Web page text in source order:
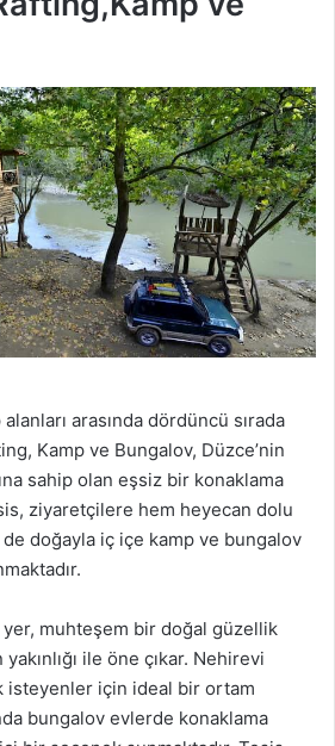
arasında dördüncü sırada
Kamp ve Bungalov, Düzce’nin
sahip olan eşsiz bir konaklama
ziyaretçilere hem heyecan dolu
doğayla iç içe kamp ve bungalov
yer, muhteşem bir doğal güzellik
ile öne çıkar. Nehirevi
isteyenler için ideal bir ortam
bungalov evlerde konaklama